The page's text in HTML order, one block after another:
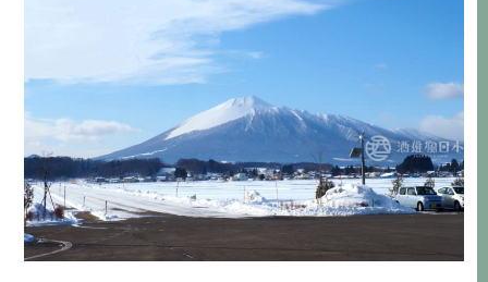
的人在領導的情形。後來 […]…